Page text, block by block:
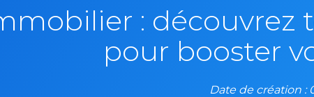
: découvrez
pour booster
Date de création :